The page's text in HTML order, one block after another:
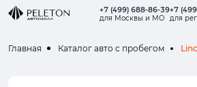
+7 (499) 688-86-39
для Москвы и МО
+7
для
Главная Каталог авто с пробегом